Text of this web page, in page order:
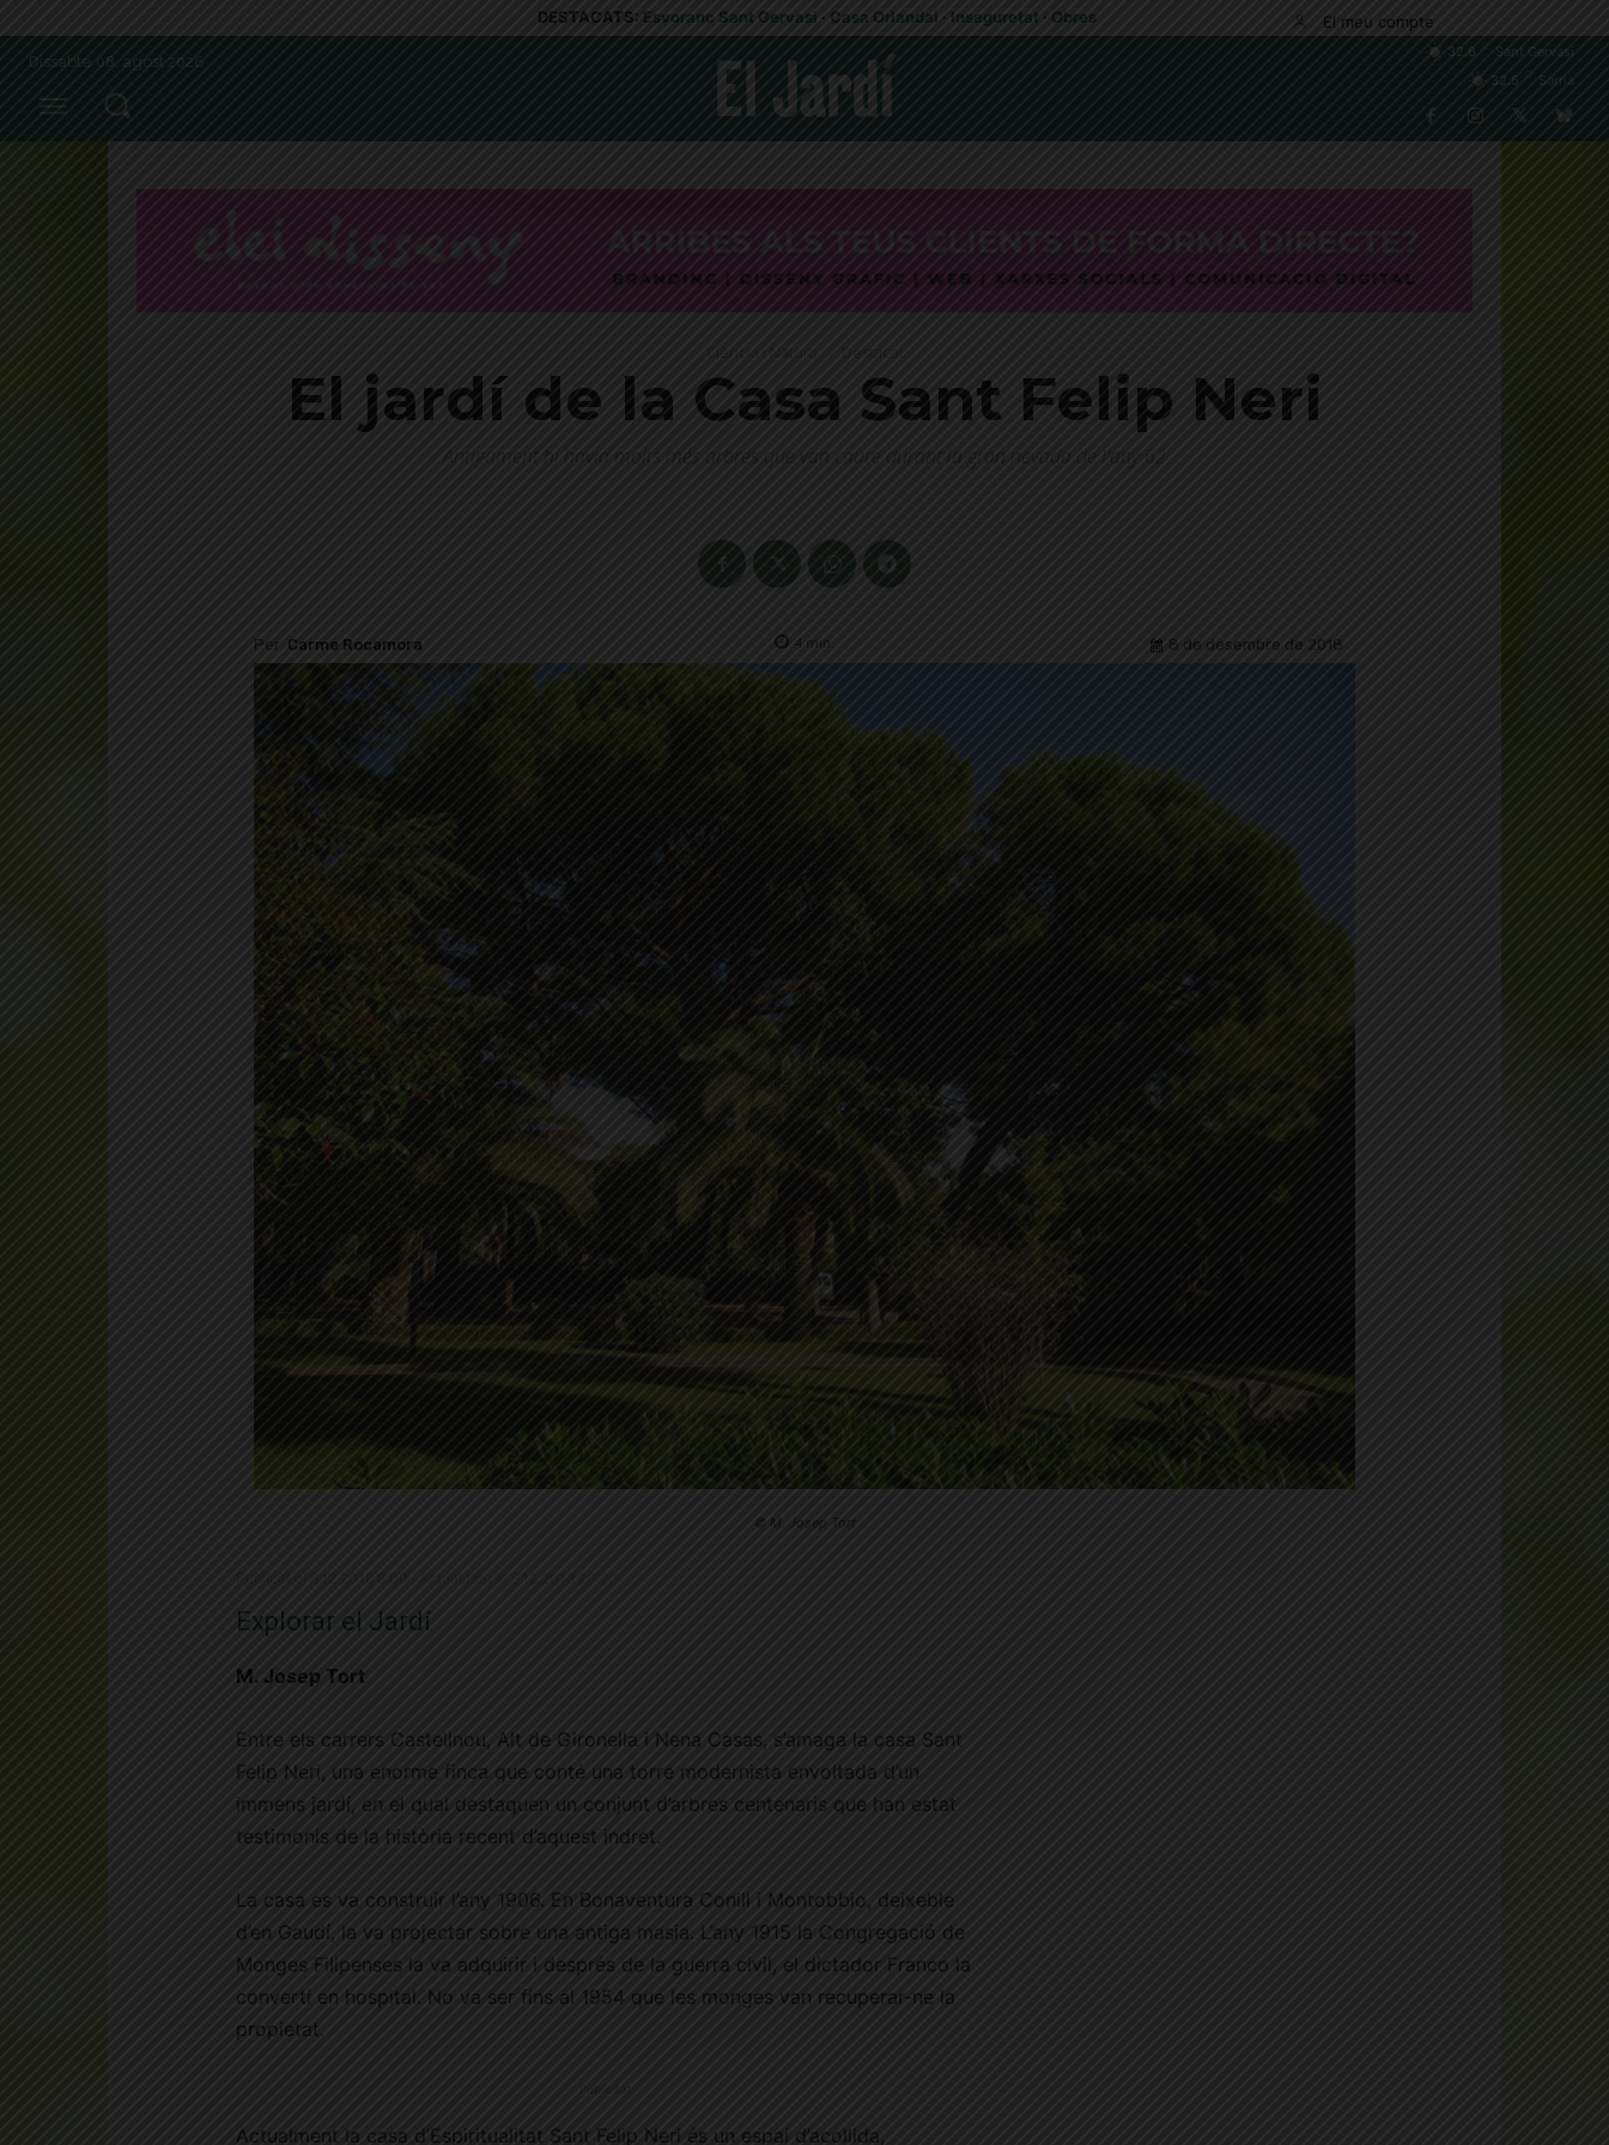
DESTACATS: Esvoranc Sant Gervasi · Casa Orlandai · Inseguretat · Obres El meu compte
Dissabte 08, agost 2026
32.6
Sant Gervasi
32.5
Sarrià
Ciència i Natura Destacat
El jardí de la Casa Sant Felip Neri
Antigament hi havia molts més arbres que van caure durant la gran nevada de l'any 62
Per Carme Rocamora 4min. 8 de desembre de 2018
© M. Josep Tort
Explorar el Jardí
M. Josep Tort
Entre els carrers Castellnou, Alt de Gironella i Nena Casas, s’amaga la casa Sant
Felip Neri, una enorme finca que conté una torre modernista envoltada d’un
immens jardí, en el qual destaquen un conjunt d’arbres centenaris que han estat
testimonis de la història recent d’aquest indret.
La casa es va construir l’any 1906. En Bonaventura Conill i Montobbio, deixeble
d’en Gaudí, la va projectar sobre una antiga masia. L’any 1915 la Congregació de
Monges Filipenses la va adquirir i després de la guerra civil, el dictador Franco la
convertí en hospital. No va ser fins al 1954 que les monges van recuperar-ne la
propietat.
Actualment la casa d’Espiritualitat Sant Felip Neri és un espai d’acollida,